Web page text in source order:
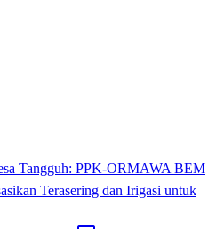
Tangguh: PPK-ORMAWA BEM
Terasering dan Irigasi untuk